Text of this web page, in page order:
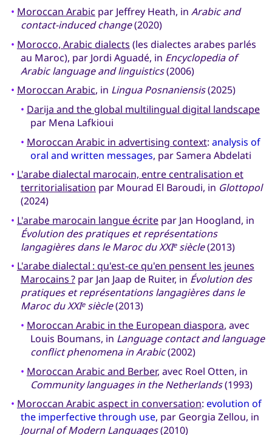
• Moroccan Arabic par Jeffrey Heath, in Arabic and
contact-induced change(2020)
• Morocco, Arabic dialects (les dialectes arabes parlés
au Maroc), par Jordi Aguadé, in Encyclopedia of
Arabic language and linguistics(2006)
• Moroccan Arabic, in Lingua Posnaniensis(2025)
• Darija and the global multilingual digital landscape
par Mena Lafkioui
• Moroccan Arabic in advertising context: analysis of
oral and written messages, par Samera Abdelati
• L'arabe dialectal marocain, entre centralisation et
territorialisation par Mourad El Baroudi, in Glottopol
(2024)
• L'arabe marocain langue écritepar Jan Hoogland, in
Évolution des pratiques et représentations
langagières dans le Maroc du XXIesiècle(2013)
• L'arabe dialectal : qu'est-ce qu'en pensent les jeunes
Marocains ?par Jan Jaap de Ruiter, in Évolution des
pratiques et représentations langagières dans le
Maroc du XXIesiècle(2013)
• Moroccan Arabic in the European diaspora, avec
Louis Boumans, in Language contact and language
conflict phenomena in Arabic(2002)
• Moroccan Arabic and Berber, avec Roel Otten, in
Community languages in the Netherlands(1993)
• Moroccan Arabic aspect in conversation: evolution of
the imperfective through use, par Georgia Zellou, in
Journal of Modern Languages(2010)